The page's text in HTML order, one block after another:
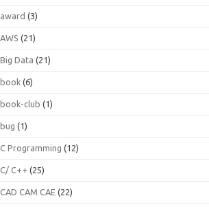
award (3)
AWS (21)
Big Data (21)
book (6)
book-club (1)
bug (1)
C Programming (12)
C/ C++ (25)
CAD CAM CAE (22)